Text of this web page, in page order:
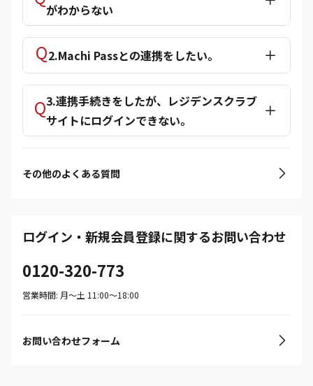
がわからない
2.Machi Passとの連携をしたい。
3.連携手続きをしたが、レジデンスクラブ
サイトにログインできない。
その他のよくある質問
ログイン・新規会員登録に関するお問い合わせ
0120-320-773
営業時間: 月〜土 11:00〜18:00
お問い合わせフォーム